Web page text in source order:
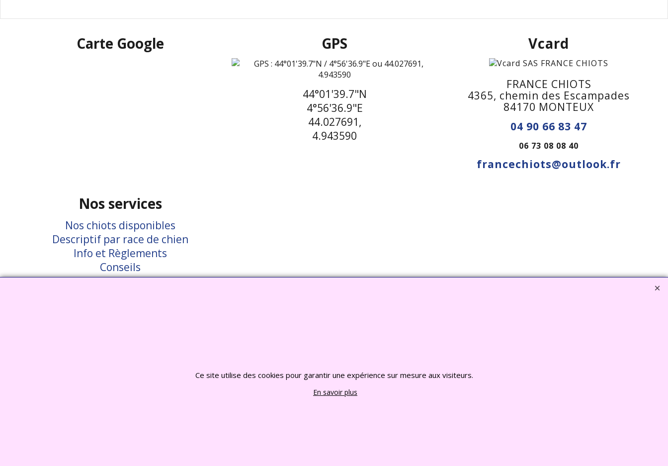
Carte Google
Nos services
Nos chiots disponibles
Descriptif par race de chien
Info et Règlements
Conseils
Nos Garanties
GPS
44°01'39.7"N
4°56'36.9"E
44.027691,
4.943590
Vcard
FRANCE CHIOTS
4365, chemin des Escampades
84170 MONTEUX
04 90 66 83 47
06 73 08 08 40
francechiots@outlook.fr
2022 FRANCE CHIOTS © Tous droits reserves
Boutique en ligne créés
Ce site utilise des cookies pour garantir une expérience sur mesure aux visiteurs.
En savoir plus